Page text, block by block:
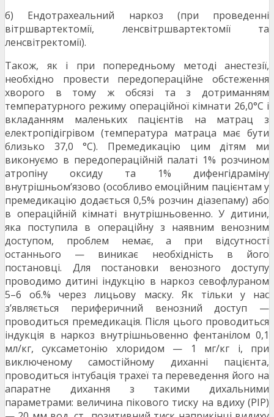
б) Ендотрахеальний наркоз (при проведенні
вітршвартектомії, ленсвітршвартектомії та
ленсвітректомії).
Також, як і при попередньому методі анестезії,
необхідно провести передопераційне обстеження
хворого в тому ж обсязі та з дотриманням
температурного режиму операційної кімнати 26,0°С і
вкладанням маленьких пацієнтів на матрац з
електропідігрівом (температура матраца має бути
близько 37,0 °С). Премедикацію цим дітям ми
виконуємо в передопераційній палаті 1% розчином
атропіну оксиду та 1% дифенгідраміну
внутрішньом’язово (особливо емоційним пацієнтам у
премедикацію додається 0,5% розчин діазепаму) або
в операційній кімнаті внутрішньовенно. У дитини,
яка поступила в операційну з наявним венозним
доступом, проблем немає, а при відсутності
останнього — виникає необхідність в його
постановці. Для постановки венозного доступу
проводимо дитині індукцію в наркоз севофлураном
5–6 об.% через лицьову маску. Як тільки у нас
з’являється периферичний венозний доступ —
проводиться премедикація. Після цього проводиться
індукція в наркоз внутрішньовенно фентанілом 0,1
мл/кг, суксаметонію хлоридом — 1 мг/кг і, при
виключеному самостійному диханні пацієнта,
проводиться інтубація трахеї та переведення його на
апаратне дихання з такими дихальними
параметрами: величина пікового тиску на вдиху (PIP)